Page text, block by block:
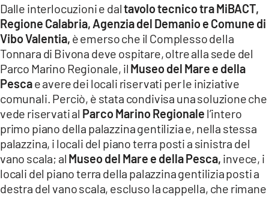
Dalle interlocuzioni e daltavolo tecnico tra MiBACT,
Regione Calabria, Agenzia del Demanio e Comune di
Vibo Valentia, è emerso che il Complesso della
Tonnara di Bivona deve ospitare, oltre alla sede del
Parco Marino Regionale, il Museo del Mare e della
Pescae avere dei locali riservati per le iniziative
comunali. Perciò, è stata condivisa una soluzione che
vede riservati al Parco Marino Regionale l’intero
primo piano della palazzina gentilizia e, nella stessa
palazzina, i locali del piano terra posti a sinistra del
vano scala; al Museo del Mare e della Pesca, invece, i
locali del piano terra della palazzina gentilizia posti a
destra del vano scala, escluso la cappella, che rimane